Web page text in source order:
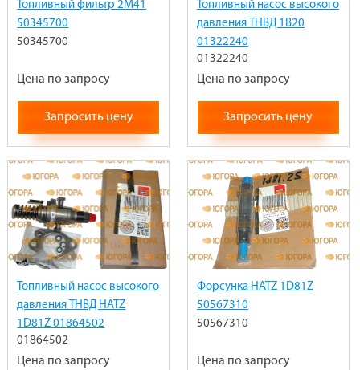
Топливный фильтр 2M41
50345700
50345700
Цена по запросу
Запросить цену
Топливный насос высокого
давления ТНВД 1B20
01322240
01322240
Цена по запросу
Запросить цену
Топливный насос высокого
давления ТНВД HATZ
1D81Z 01864502
01864502
Цена по запросу
Форсунка HATZ 1D81Z
50567310
50567310
Цена по запросу